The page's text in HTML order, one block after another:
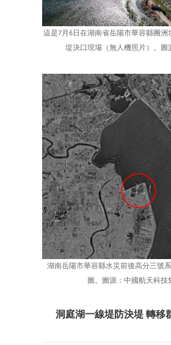
這是7月6日在湖南省岳陽市華容縣團洲
堤決口現場（無人機照片）。圖
湖南岳陽市華容縣水災前後高分三號
圖。圖源：中國航天科技
洞庭湖一線堤防決堤 轉移